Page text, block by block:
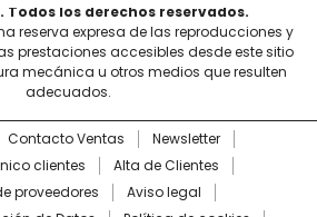
Todos los derechos reservados.
reserva expresa de las reproducciones y
prestaciones accesibles desde este sitio
mecánica u otros medios que resulten
adecuados.
Contacto Ventas
Newsletter
clientes
Alta de Clientes
proveedores
Aviso legal